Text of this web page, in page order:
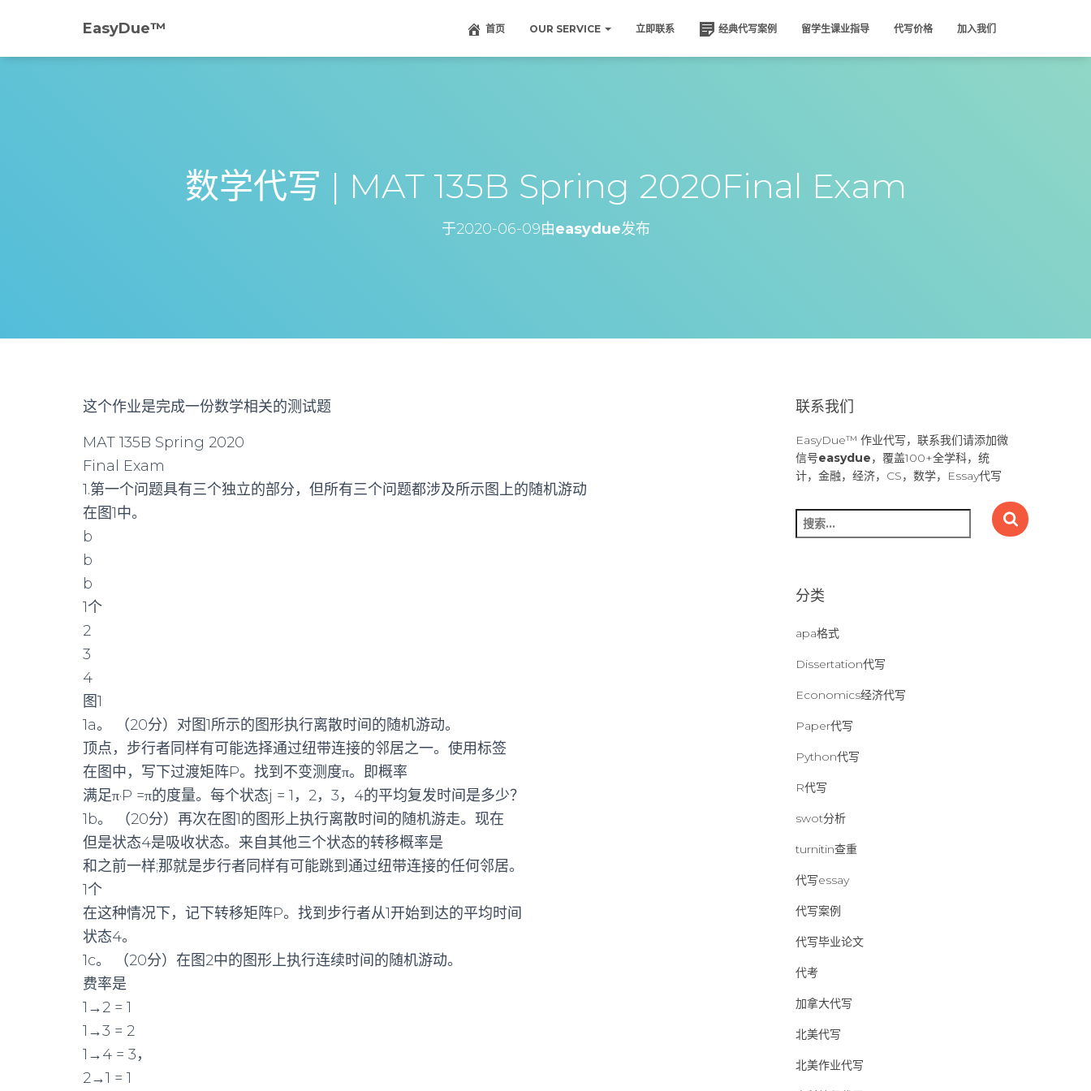
EasyDue™️ 首页 OUR SERVICE 立即联系 经典代写案例 留学生课业指导 代写价格 加入我们
数学代写 | MAT 135B Spring 2020Final Exam
于2020-06-09由easydue发布
这个作业是完成一份数学相关的测试题
MAT 135B Spring 2020
Final Exam
1.第一个问题具有三个独立的部分，但所有三个问题都涉及所示图上的随机游动
在图1中。
b
b
b
1个
2
3
4
图1
1a。 （20分）对图1所示的图形执行离散时间的随机游动。
顶点，步行者同样有可能选择通过纽带连接的邻居之一。使用标签
在图中，写下过渡矩阵P。找到不变测度π。即概率
满足π·P =π的度量。每个状态j = 1，2，3，4的平均复发时间是多少？
1b。 （20分）再次在图1的图形上执行离散时间的随机游走。现在
但是状态4是吸收状态。来自其他三个状态的转移概率是
和之前一样;那就是步行者同样有可能跳到通过纽带连接的任何邻居。
1个
在这种情况下，记下转移矩阵P。找到步行者从1开始到达的平均时间
状态4。
1c。 （20分）在图2中的图形上执行连续时间的随机游动。
费率是
1→2 = 1
1→3 = 2
1→4 = 3，
2→1 = 1
联系我们
EasyDue™ 作业代写，联系我们请添加微
信号easydue，覆盖100+全学科，统
计，金融，经济，CS，数学，Essay代写
搜
索
分类
apa格式
Dissertation代写
Economics经济代写
Paper代写
Python代写
R代写
swot分析
turnitin查重
代写essay
代写案例
代写毕业论文
代考
加拿大代写
北美代写
北美作业代写